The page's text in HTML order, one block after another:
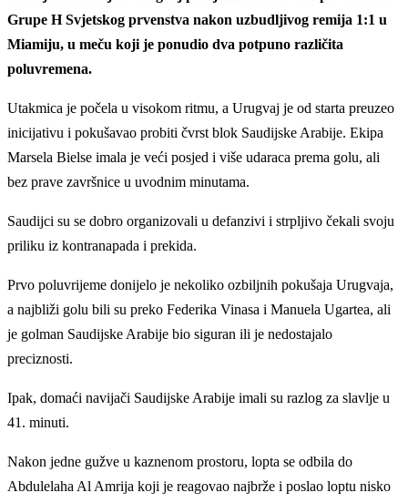
Grupe H Svjetskog prvenstva nakon uzbudljivog remija 1:1 u
Miamiju, u meču koji je ponudio dva potpuno različita
poluvremena.
Utakmica je počela u visokom ritmu, a Urugvaj je od starta preuzeo
inicijativu i pokušavao probiti čvrst blok Saudijske Arabije. Ekipa
Marsela Bielse imala je veći posjed i više udaraca prema golu, ali
bez prave završnice u uvodnim minutama.
Saudijci su se dobro organizovali u defanzivi i strpljivo čekali svoju
priliku iz kontranapada i prekida.
Prvo poluvrijeme donijelo je nekoliko ozbiljnih pokušaja Urugvaja,
a najbliži golu bili su preko Federika Vinasa i Manuela Ugartea, ali
je golman Saudijske Arabije bio siguran ili je nedostajalo
preciznosti.
Ipak, domaći navijači Saudijske Arabije imali su razlog za slavlje u
41. minuti.
Nakon jedne gužve u kaznenom prostoru, lopta se odbila do
Abdulelaha Al Amrija koji je reagovao najbrže i poslao loptu nisko